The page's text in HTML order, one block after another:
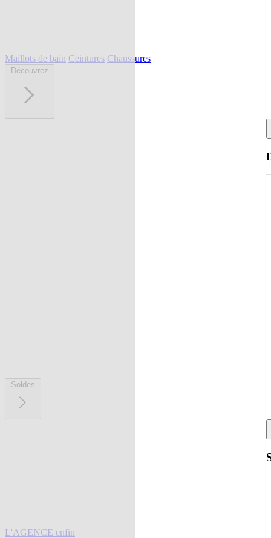
Maillots de bain Ceintures Chaussures
Découvrez
Soldes
L'AGENCE enfin